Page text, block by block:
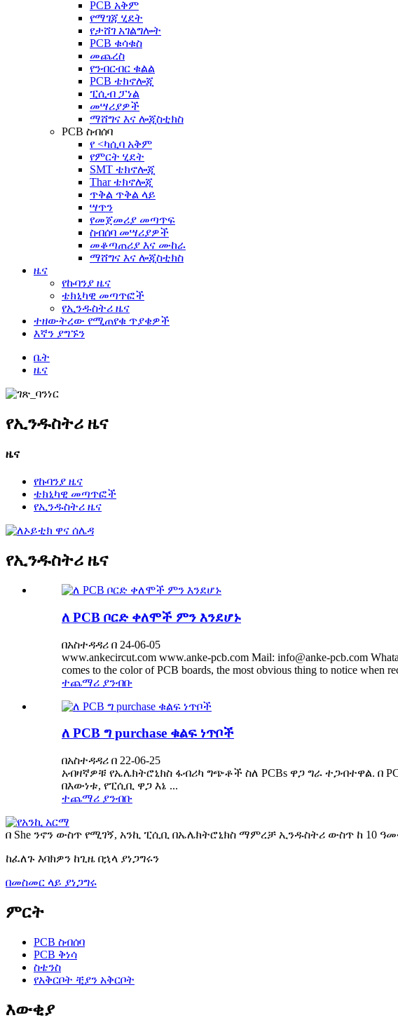
PCB አቅም
የማገጃ ሂደት
የታሸገ አገልግሎት
PCB ቁሳቁስ
መጨረስ
የንብርብር ቁልል
PCB ቴክኖሎጂ
ፒሲብ ፓነል
መሣሪያዎች
ማሸግና እና ሎጂስቲክስ
PCB ስብሰባ
የ <ካሲባ አቅም
የምርት ሂደት
SMT ቴክኖሎጂ
Thar ቴክኖሎጂ
ጥቅል ጥቅል ላይ
ሣጥን
የመጀመሪያ መጣጥፍ
ስብሰባ መሣሪያዎች
መቆጣጠሪያ እና ሙከራ
ማሸግና እና ሎጂስቲክስ
ዜና
የኩባንያ ዜና
ቴክኒካዊ መጣጥፎች
የኢንዱስትሪ ዜና
ተዘውትረው የሚጠየቁ ጥያቄዎች
እኛን ያግኙን
ቤት
ዜና
የኢንዱስትሪ ዜና
ዜና
የኩባንያ ዜና
ቴክኒካዊ መጣጥፎች
የኢንዱስትሪ ዜና
የኢንዱስትሪ ዜና
ለ PCB ቦርድ ቀለሞች ምን እንደሆኑ
በአስተዳዳሪ በ 24-06-05
www.ankecircut.com www.anke-pcb.com Mail: info@anke-pcb.com
comes to the color of PCB boards, the most obvious thing to notice when
ተጨማሪ ያንብቡ
ለ PCB ግ purchase ቁልፍ ነጥቦች
በአስተዳዳሪ በ 22-06-25
አብዛኛዎቹ የኤሌክትሮኒክስ ፋብሪካ ግጭቶች ስለ PCBs ዋጋ ግራ
በእውነቱ, የፒሲቢ ዋጋ እኔ ...
ተጨማሪ ያንብቡ
በ She ንኖን ውስጥ የሚገኝ, አንኪ ፒሲቢ በኤሌክትሮኒክስ ማምረቻ ኢንዱስትሪ ውስጥ ከ 10
ከፈለጉ እባክዎን ከጊዜ በኋላ ያነጋግሩን
በመስመር ላይ ያነጋግሩ
ምርት
PCB ስብሰባ
PCB ቅነሳ
ስቴንስ
የአቅርቦት ቺያን አቅርቦት
እውቂያ